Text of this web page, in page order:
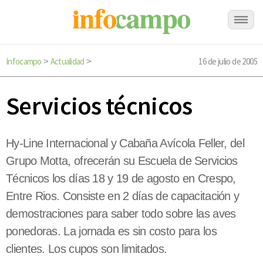
Infocampo > Actualidad > 16 de julio de 2005
Servicios técnicos
Hy-Line Internacional y Cabaña Avícola Feller, del
Grupo Motta, ofrecerán su Escuela de Servicios
Técnicos los días 18 y 19 de agosto en Crespo,
Entre Rios. Consiste en 2 días de capacitación y
demostraciones para saber todo sobre las aves
ponedoras. La jornada es sin costo para los
clientes. Los cupos son limitados.